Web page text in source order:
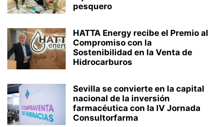
pesquero
HATTA Energy recibe el Premio al
Compromiso con la
Sostenibilidad en la Venta de
Hidrocarburos
Sevilla se convierte en la capital
nacional de la inversión
farmacéutica con la IV Jornada
Consultorfarma